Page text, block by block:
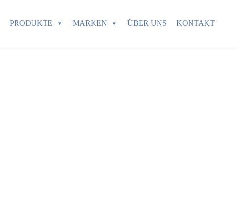
PRODUKTE MARKEN ÜBER UNS KONTAKT